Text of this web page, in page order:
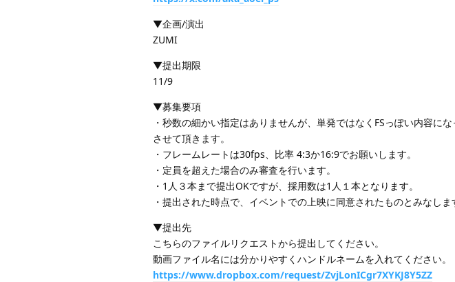
▼企画/演出
ZUMI
▼提出期限
11/9
▼募集要項
・秒数の細かい指定はありませんが、単発ではなくFSっぽい内容に
させて頂きます。
・フレームレートは30fps、比率 4:3か16:9でお願いします。
・定員を超えた場合のみ審査を行います。
・1人３本まで提出OKですが、採用数は1人１本となります。
・提出された時点で、イベントでの上映に同意されたものとみなしま
▼提出先
こちらのファイルリクエストから提出してください。
動画ファイル名には分かりやすくハンドルネームを入れてください。
https://www.dropbox.com/request/ZvjLonICgr7XYKJ8Y5ZZ